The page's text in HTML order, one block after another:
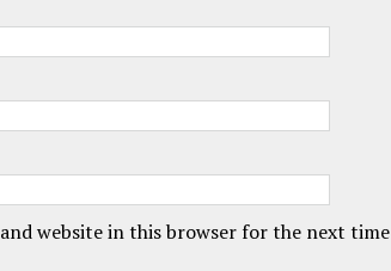
and website in this browser for the next